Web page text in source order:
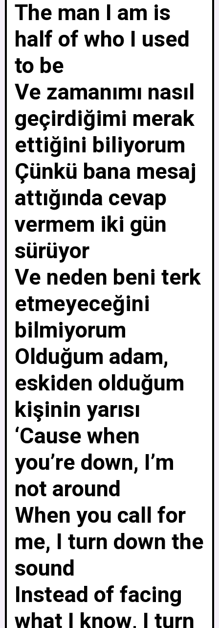
The man I am is
half of who I used
to be
Ve zamanımı nasıl
geçirdiğimi merak
ettiğini biliyorum
Çünkü bana mesaj
attığında cevap
vermem iki gün
sürüyor
Ve neden beni terk
etmeyeceğini
bilmiyorum
Olduğum adam,
eskiden olduğum
kişinin yarısı
‘Cause when
you’re down, I’m
not around
When you call for
me, I turn down the
sound
Instead of facing